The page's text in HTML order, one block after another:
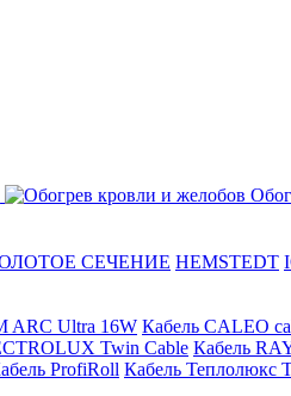
СЕЧЕНИЕ HEMSTEDT
ARC Ultra 16W Кабель CALEO
Twin Cable Кабель
ProfiRoll Кабель Теплолюкс